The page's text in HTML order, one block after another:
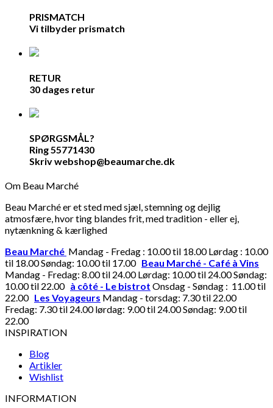
PRISMATCH
Vi tilbyder prismatch
RETUR
30 dages retur
SPØRGSMÅL?
Ring 55771430
Skriv webshop@beaumarche.dk
Om Beau Marché
Beau Marché er et sted med sjæl, stemning og dejlig
atmosfære, hvor ting blandes frit, med tradition - eller ej,
nytænkning & kærlighed
Beau Marché Mandag - Fredag : 10.00 til 18.00 Lørdag : 10.00
til 18.00 Søndag: 10.00 til 17.00 Beau Marché - Café à Vins
Mandag - Fredag: 8.00 til 24.00 Lørdag: 10.00 til 24.00 Søndag:
10.00 til 22.00 à côté - Le bistrot Onsdag - Søndag : 11.00 til
22.00 Les Voyageurs Mandag - torsdag: 7.30 til 22.00
Fredag: 7.30 til 24.00 lørdag: 9.00 til 24.00 Søndag: 9.00 til
22.00
INSPIRATION
Blog
Artikler
Wishlist
INFORMATION